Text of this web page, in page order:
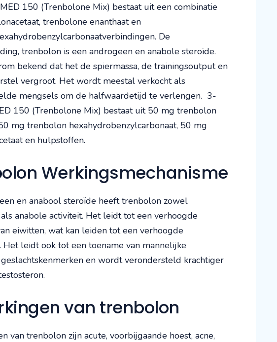
150 (Trenbolone Mix) bestaat uit een combinatie
trenbolone enanthaat en
De
trenbolon is een androgeen en anabole steroïde.
bekend dat het de spiermassa, de trainingsoutput en
vergroot. Het wordt meestal verkocht als
mengsels om de halfwaardetijd te verlengen. 3-
150 (Trenbolone Mix) bestaat uit 50 mg trenbolon
mg trenbolon hexahydrobenzylcarbonaat, 50 mg
en hulpstoffen.
Werkingsmechanisme
en anabool steroïde heeft trenbolon zowel
anabole activiteit. Het leidt tot een verhoogde
eiwitten, wat kan leiden tot een verhoogde
Het leidt ook tot een toename van mannelijke
en wordt verondersteld krachtiger
van trenbolon
van trenbolon zijn acute, voorbijgaande hoest, acne,